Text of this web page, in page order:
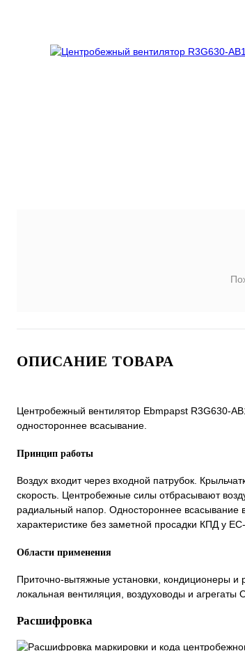
ОПИСАНИЕ ТОВАРА
Центробежный вентилятор Ebmpapst R3G630-
одностороннее всасывание.
Принцип работы
Воздух входит через входной патрубок.
скорость. Центробежные силы отбрасывают
радиальный напор. Одностороннее всасывание
характеристике без заметной просадки КПД у
Области применения
Приточно-вытяжные установки, кондиционеры
локальная вентиляция, воздуховоды и агрегаты
Расшифровка